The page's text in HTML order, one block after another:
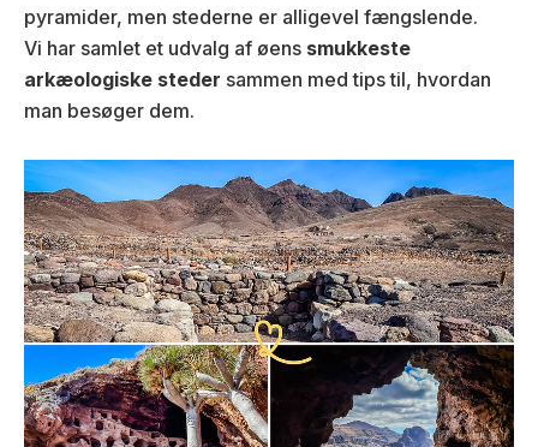
pyramider, men stederne er alligevel fængslende.
Vi har samlet et udvalg af øens smukkeste
arkæologiske steder sammen med tips til, hvordan
man besøger dem.